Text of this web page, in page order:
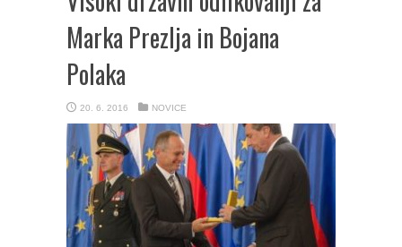
Marka Prezlja in Bojana
Polaka
20. 6. 2016 NOVICE